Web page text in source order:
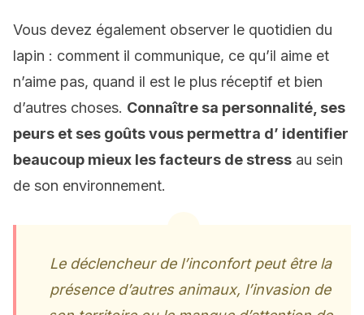
Vous devez également observer le quotidien du
lapin : comment il communique, ce qu’il aime et
n’aime pas, quand il est le plus réceptif et bien
d’autres choses. Connaître sa personnalité, ses
peurs et ses goûts vous permettra d’ identifier
beaucoup mieux les facteurs de stress au sein
de son environnement.
Le déclencheur de l’inconfort peut être la
présence d’autres animaux, l’invasion de